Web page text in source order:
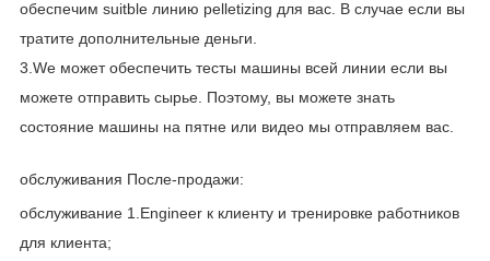
обеспечим suitble линию pelletizing для вас. В случае если вы
тратите дополнительные деньги.
3.We может обеспечить тесты машины всей линии если вы
можете отправить сырье. Поэтому, вы можете знать
состояние машины на пятне или видео мы отправляем вас.
обслуживания После-продажи:
обслуживание 1.Engineer к клиенту и тренировке работников
для клиента;